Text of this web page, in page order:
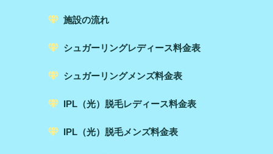
施設の流れ
シュガーリングレディース料金表
シュガーリングメンズ料金表
IPL（光）脱毛レディース料金表
IPL（光）脱毛メンズ料金表